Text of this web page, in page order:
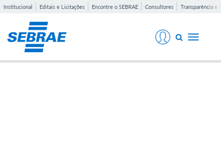
Institucional Editais e Licitações Encontre o SEBRAE Consultores Transparência e
Toggle